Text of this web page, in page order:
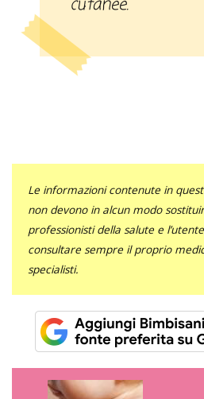
cutanee.
Le informazioni contenute in
non devono in alcun modo
professionisti della salute e
consultare sempre il proprio
specialisti.